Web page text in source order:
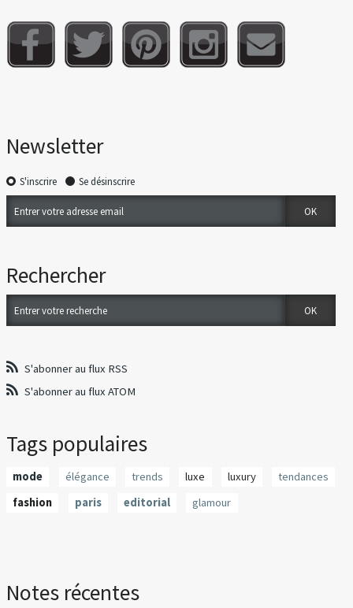
Newsletter
S'inscrire Se désinscrire
Rechercher
S'abonner au flux RSS
S'abonner au flux ATOM
Tags populaires
mode élégance trends luxe luxury
tendances
fashion
paris editorial glamour
Notes récentes